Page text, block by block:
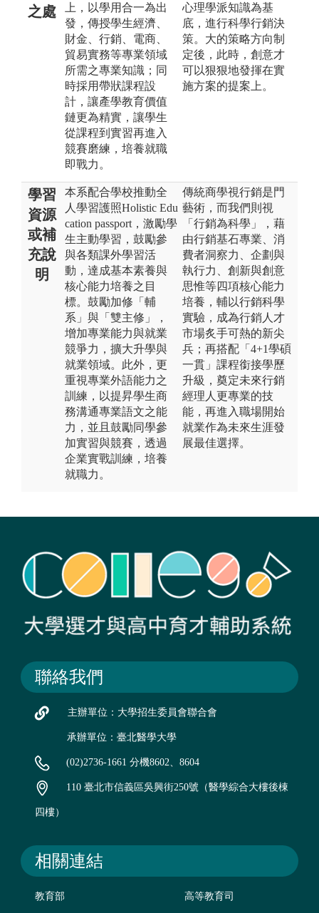
之處
上，以學用合一為出
發，傳授學生經濟、
財金、行銷、電商、
貿易實務等專業領域
所需之專業知識；同
時採用帶狀課程設
計，讓產學教育價值
鏈更為精實，讓學生
從課程到實習再進入
競賽磨練，培養就職
即戰力。
心理學派知識為基
底，進行科學行銷決
策。大的策略方向制
定後，此時，創意才
可以狠狠地發揮在實
施方案的提案上。
學習
資源
或補
充說
明
本系配合學校推動全
人學習護照Holistic Edu
cation passport，激勵學
生主動學習，鼓勵參
與各類課外學習活
動，達成基本素養與
核心能力培養之目
標。鼓勵加修「輔
系」與「雙主修」，
增加專業能力與就業
競爭力，擴大升學與
就業領域。此外，更
重視專業外語能力之
訓練，以提昇學生商
務溝通專業語文之能
力，並且鼓勵同學參
加實習與競賽，透過
企業實戰訓練，培養
就職力。
傳統商學視行銷是門
藝術，而我們則視
「行銷為科學」，藉
由行銷基石專業、消
費者洞察力、企劃與
執行力、創新與創意
思惟等四項核心能力
培養，輔以行銷科學
實驗，成為行銷人才
市場炙手可熱的新尖
兵；再搭配「4+1學碩
一貫」課程銜接學歷
升級，奠定未來行銷
經理人更專業的技
能，再進入職場開始
就業作為未來生涯發
展最佳選擇。
聯絡我們
主辦單位：大學招生委員會聯合會
承辦單位：臺北醫學大學
(02)2736-1661 分機8602、8604
110 臺北市信義區吳興街250號（醫學綜合大樓後棟
四樓）
相關連結
教育部 高等教育司